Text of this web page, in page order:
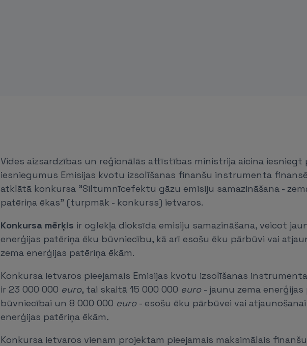
Vides aizsardzības un reģionālās attīstības ministrija aicina iesniegt
iesniegumus Emisijas kvotu izsolīšanas finanšu instrumenta
atklātā konkursa "Siltumnīcefektu gāzu emisiju samazināšana -
patēriņa ēkas" (turpmāk - konkurss) ietvaros.
Konkursa mērķis ir oglekļa dioksīda emisiju samazināšana, veicot
enerģijas patēriņa ēku būvniecību, kā arī esošu ēku pārbūvi vai
zema enerģijas patēriņa ēkām.
Konkursa ietvaros pieejamais Emisijas kvotu izsolīšanas
ir 23 000 000 euro, tai skaitā 15 000 000 euro- jaunu zema enerģijas
būvniecībai un 8 000 000 euro- esošu ēku pārbūvei vai
enerģijas patēriņa ēkām.
Konkursa ietvaros vienam projektam pieejamais maksimālais